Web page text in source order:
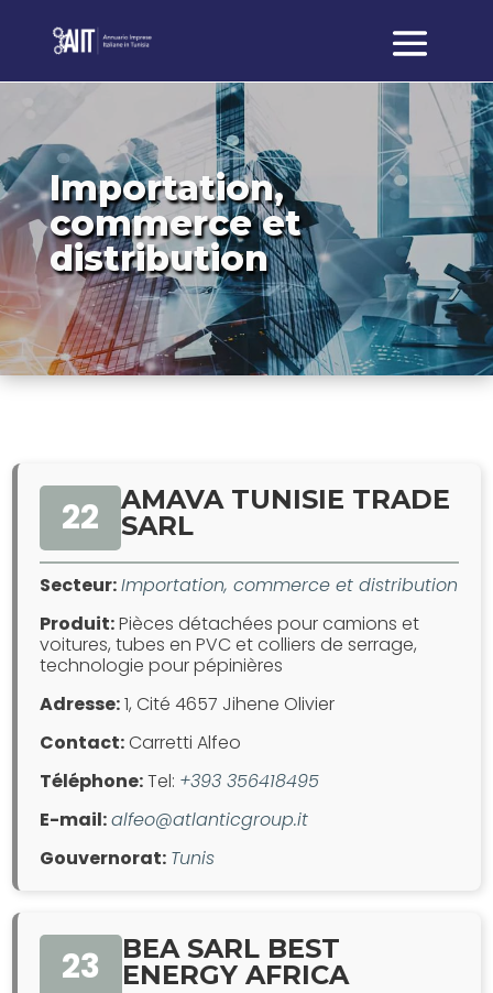
Importation,
commerce et
distribution
22
AMAVA TUNISIE TRADE
SARL
Secteur:Importation, commerce et distribution
Produit:Pièces détachées pour camions et
voitures, tubes en PVC et colliers de serrage,
technologie pour pépinières
Adresse:1, Cité 4657 Jihene Olivier
Contact:Carretti Alfeo
Téléphone:Tel: +393 356418495
E-mail:alfeo@atlanticgroup.it
Gouvernorat: Tunis
23
BEA SARL BEST
ENERGY AFRICA